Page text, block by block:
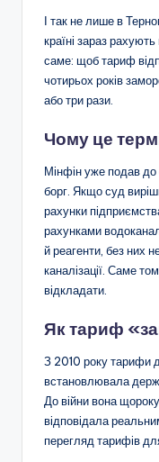
І так не лише в
країні зараз
саме: щоб тариф
чотирьох років
або три рази.
Чому це
Мінфін уже подав
борг. Якщо суд
рахунки
рахунками
й реагенти, без них
каналізації. Саме
відкладати.
Як тариф
З 2010 року тарифи
встановлювала
До війни вона
відповідала
перегляд тарифів